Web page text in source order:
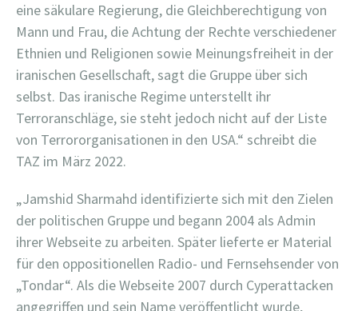
eine säkulare Regierung, die Gleichberechtigung von
Mann und Frau, die Achtung der Rechte verschiedener
Ethnien und Religionen sowie Meinungsfreiheit in der
iranischen Gesellschaft, sagt die Gruppe über sich
selbst. Das iranische Regime unterstellt ihr
Terroranschläge, sie steht jedoch nicht auf der Liste
von Terrororganisationen in den USA.“ schreibt die
TAZ im März 2022.
„Jamshid Sharmahd identifizierte sich mit den Zielen
der politischen Gruppe und begann 2004 als Admin
ihrer Webseite zu arbeiten. Später lieferte er Material
für den oppositionellen Radio- und Fernsehsender von
„Tondar“. Als die Webseite 2007 durch Cyperattacken
angegriffen und sein Name veröffentlicht wurde,